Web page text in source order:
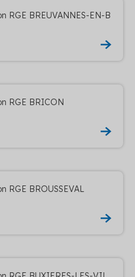
RGE BREUVANNES-EN-B
RGE BRICON
RGE BROUSSEVAL